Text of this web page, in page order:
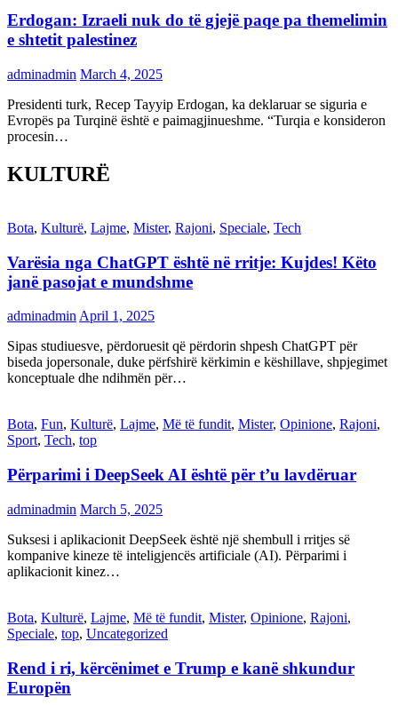
Erdogan: Izraeli nuk do të gjejë paqe pa themelimin
e shtetit palestinez
adminadmin March 4, 2025
Presidenti turk, Recep Tayyip Erdogan, ka deklaruar se siguria e
Evropës pa Turqinë është e paimagjinueshme. “Turqia e konsideron
procesin…
KULTURË
Bota, Kulturë, Lajme, Mister, Rajoni, Speciale, Tech
Varësia nga ChatGPT është në rritje: Kujdes! Këto
janë pasojat e mundshme
adminadmin April 1, 2025
Sipas studiuesve, përdoruesit që përdorin shpesh ChatGPT për
biseda jopersonale, duke përfshirë kërkimin e këshillave, shpjegimet
konceptuale dhe ndihmën për…
Bota, Fun, Kulturë, Lajme, Më të fundit, Mister, Opinione, Rajoni,
Sport, Tech, top
Përparimi i DeepSeek AI është për t’u lavdëruar
adminadmin March 5, 2025
Suksesi i aplikacionit DeepSeek është një shembull i rritjes së
kompanive kineze të inteligjencës artificiale (AI). Përparimi i
aplikacionit kinez…
Bota, Kulturë, Lajme, Më të fundit, Mister, Opinione, Rajoni,
Speciale, top, Uncategorized
Rend i ri, kërcënimet e Trump e kanë shkundur
Europën